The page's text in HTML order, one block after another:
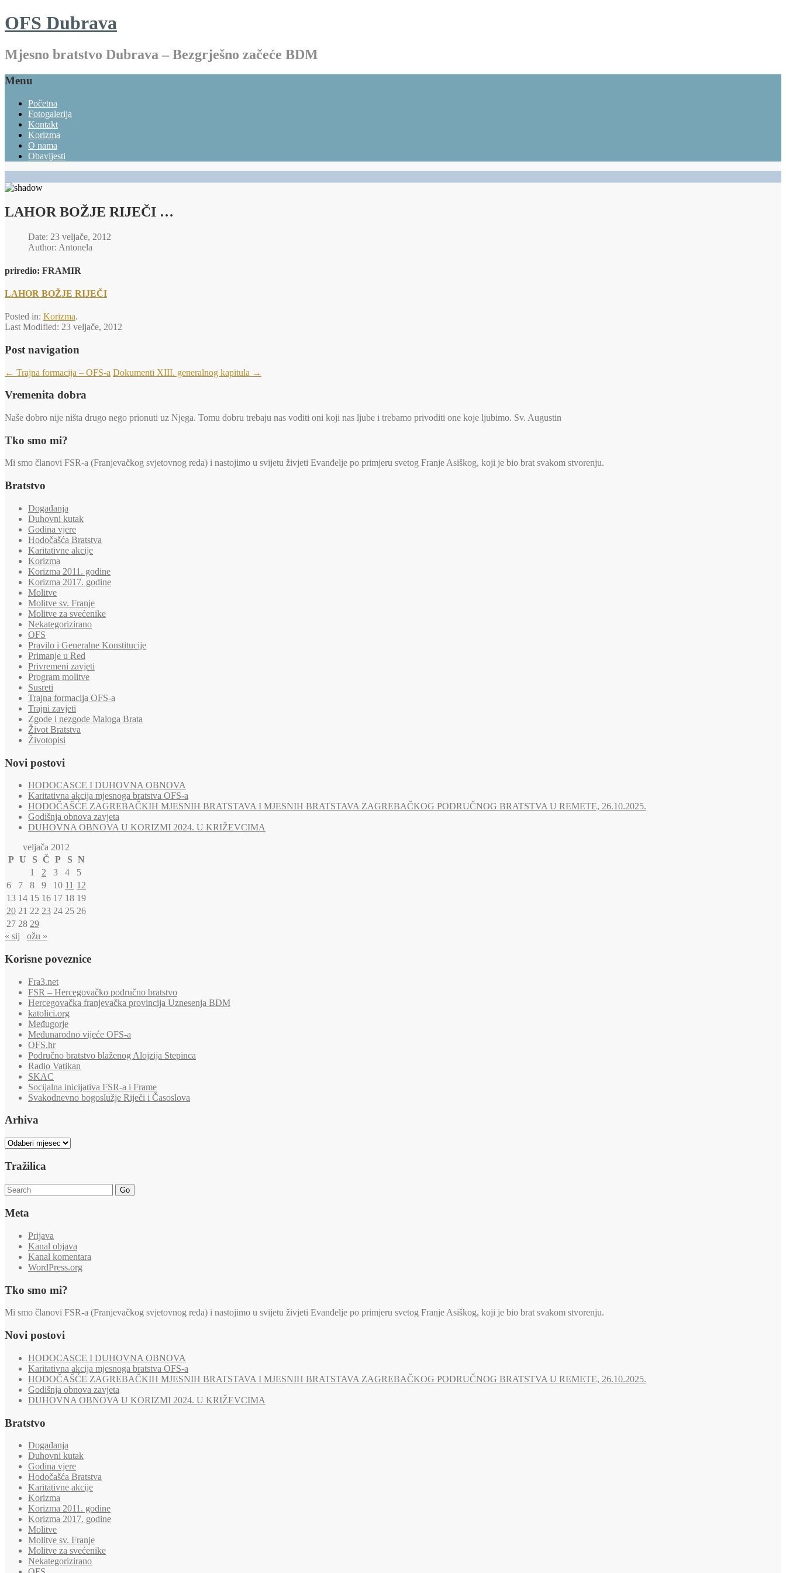
OFS Dubrava
Mjesno bratstvo Dubrava – Bezgrješno začeće BDM
Menu
Početna
Fotogalerija
Kontakt
Korizma
O nama
Obavijesti
LAHOR BOŽJE RIJEČI …
Date: 23 veljače, 2012
Author: Antonela
priredio: FRAMIR
LAHOR BOŽJE RIJEČI
Posted in: Korizma.
Last Modified: 23 veljače, 2012
Post navigation
← Trajna formacija – OFS-a Dokumenti XIII. generalnog kapitula →
Vremenita dobra
Naše dobro nije ništa drugo nego prionuti uz Njega. Tomu dobru trebaju nas voditi oni koji nas ljube i trebamo privoditi one koje ljubimo. Sv. Augustin
Tko smo mi?
Mi smo članovi FSR-a (Franjevačkog svjetovnog reda) i nastojimo u svijetu živjeti Evanđelje po primjeru svetog Franje Asiškog, koji je bio brat svakom stvorenju.
Bratstvo
Događanja
Duhovni kutak
Godina vjere
Hodočašća Bratstva
Karitativne akcije
Korizma
Korizma 2011. godine
Korizma 2017. godine
Molitve
Molitve sv. Franje
Molitve za svećenike
Nekategorizirano
OFS
Pravilo i Generalne Konstitucije
Primanje u Red
Privremeni zavjeti
Program molitve
Susreti
Trajna formacija OFS-a
Trajni zavjeti
Zgode i nezgode Maloga Brata
Život Bratstva
Životopisi
Novi postovi
HODOCASCE I DUHOVNA OBNOVA
Karitativna akcija mjesnoga bratstva OFS-a
HODOČAŠĆE ZAGREBAČKIH MJESNIH BRATSTAVA I MJESNIH BRATSTAVA ZAGREBAČKOG PODRUČNOG BRATSTVA U REMETE, 26.10.2025.
Godišnja obnova zavjeta
DUHOVNA OBNOVA U KORIZMI 2024. U KRIŽEVCIMA
veljača 2012
P U S Č P S N
1
2 3 4
5
6
7 8 9 10 11 12
13 14 15 16 17 18 19
20 21 22 23 24 25 26
27 28 29
« sij
ožu »
Korisne poveznice
Fra3.net
FSR – Hercegovačko područno bratstvo
Hercegovačka franjevačka provincija Uznesenja BDM
katolici.org
Međugorje
Međunarodno vijeće OFS-a
OFS.hr
Područno bratstvo blaženog Alojzija Stepinca
Radio Vatikan
SKAC
Socijalna inicijativa FSR-a i Frame
Svakodnevno bogoslužje Riječi i Časoslova
Arhiva
Arhiva
Tražilica
Go
Meta
Prijava
Kanal objava
Kanal komentara
WordPress.org
Tko smo mi?
Mi smo članovi FSR-a (Franjevačkog svjetovnog reda) i nastojimo u svijetu živjeti Evanđelje po primjeru svetog Franje Asiškog, koji je bio brat svakom stvorenju.
Novi postovi
HODOCASCE I DUHOVNA OBNOVA
Karitativna akcija mjesnoga bratstva OFS-a
HODOČAŠĆE ZAGREBAČKIH MJESNIH BRATSTAVA I MJESNIH BRATSTAVA ZAGREBAČKOG PODRUČNOG BRATSTVA U REMETE, 26.10.2025.
Godišnja obnova zavjeta
DUHOVNA OBNOVA U KORIZMI 2024. U KRIŽEVCIMA
Bratstvo
Događanja
Duhovni kutak
Godina vjere
Hodočašća Bratstva
Karitativne akcije
Korizma
Korizma 2011. godine
Korizma 2017. godine
Molitve
Molitve sv. Franje
Molitve za svećenike
Nekategorizirano